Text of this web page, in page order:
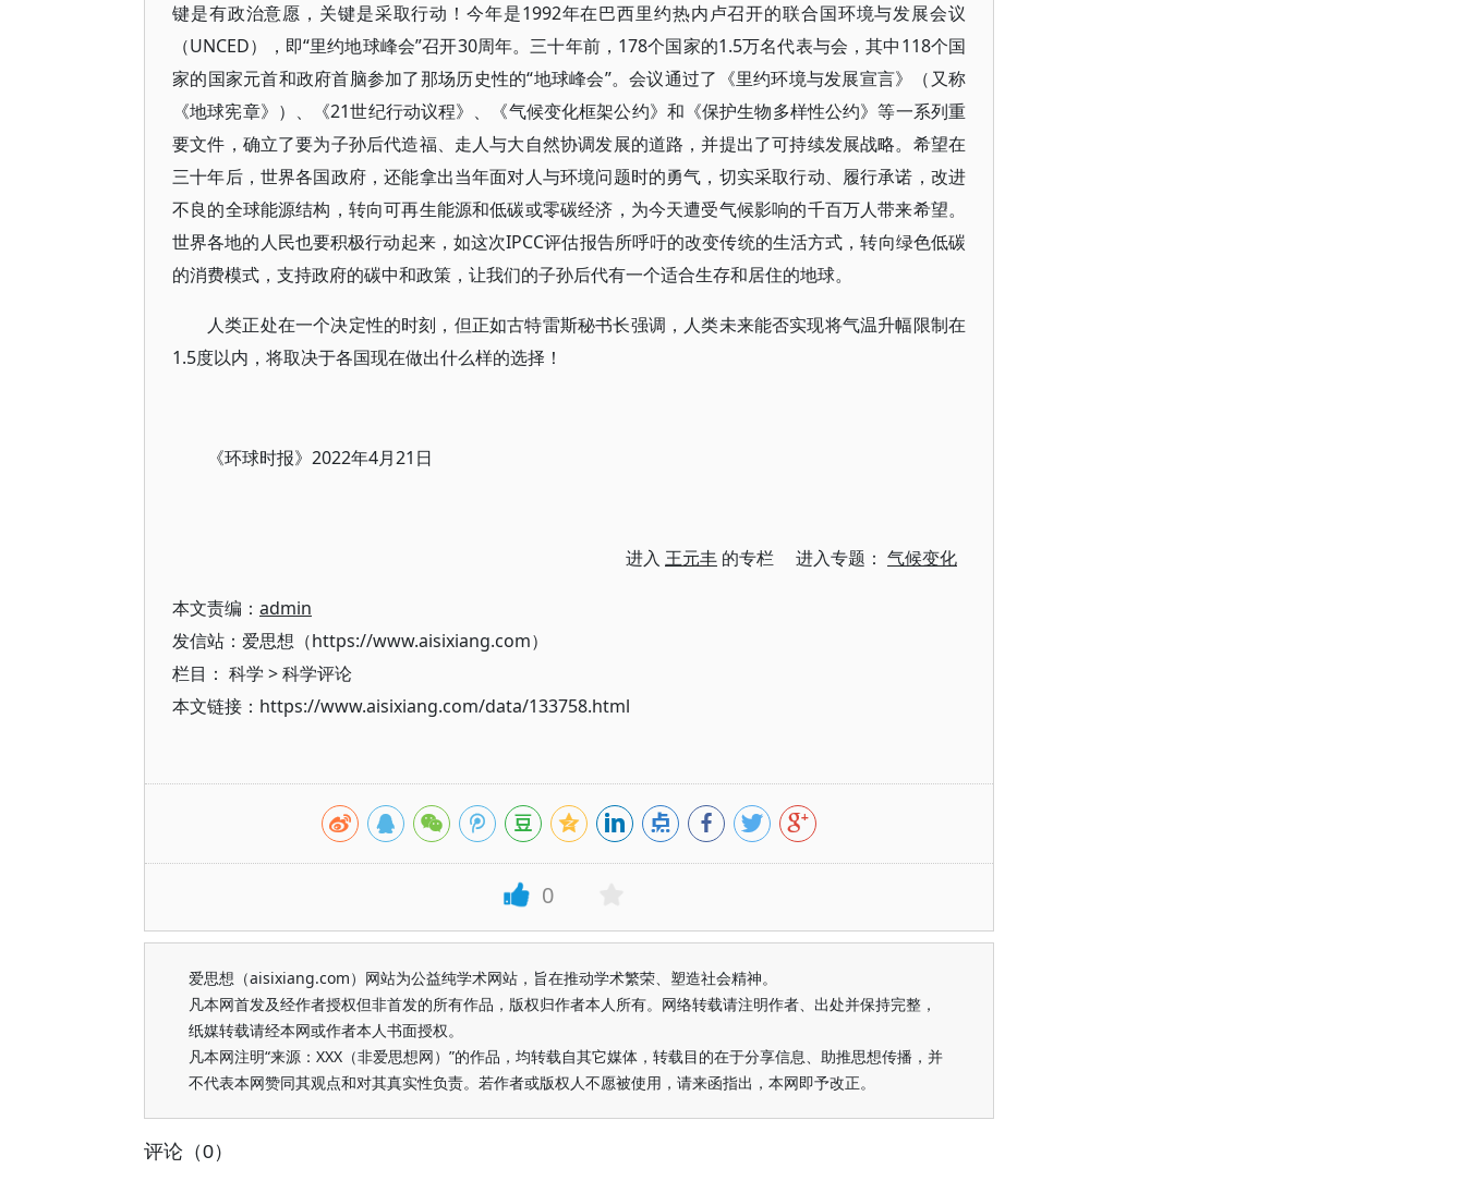
键是有政治意愿，关键是采取行动！今年是1992年在巴西里约热内卢召开的联合国环境与发展会议
（UNCED），即“里约地球峰会”召开30周年。三十年前，178个国家的1.5万名代表与会，其中118个国
家的国家元首和政府首脑参加了那场历史性的“地球峰会”。会议通过了《里约环境与发展宣言》（又称
《地球宪章》）、《21世纪行动议程》、《气候变化框架公约》和《保护生物多样性公约》等一系列重
要文件，确立了要为子孙后代造福、走人与大自然协调发展的道路，并提出了可持续发展战略。希望在
三十年后，世界各国政府，还能拿出当年面对人与环境问题时的勇气，切实采取行动、履行承诺，改进
不良的全球能源结构，转向可再生能源和低碳或零碳经济，为今天遭受气候影响的千百万人带来希望。
世界各地的人民也要积极行动起来，如这次IPCC评估报告所呼吁的改变传统的生活方式，转向绿色低碳
的消费模式，支持政府的碳中和政策，让我们的子孙后代有一个适合生存和居住的地球。
人类正处在一个决定性的时刻，但正如古特雷斯秘书长强调，人类未来能否实现将气温升幅限制在
1.5度以内，将取决于各国现在做出什么样的选择！
《环球时报》2022年4月21日
进入 王元丰 的专栏 进入专题： 气候变化
本文责编： admin
发信站：爱思想（https://www.aisixiang.com）
栏目： 科学 >科学评论
本文链接：https://www.aisixiang.com/data/133758.html
0
爱思想（aisixiang.com）网站为公益纯学术网站，旨在推动学术繁荣、塑造社会精神。
凡本网首发及经作者授权但非首发的所有作品，版权归作者本人所有。网络转载请注明作者、出处并保持完整，
纸媒转载请经本网或作者本人书面授权。
凡本网注明“来源：XXX（非爱思想网）”的作品，均转载自其它媒体，转载目的在于分享信息、助推思想传播，并
不代表本网赞同其观点和对其真实性负责。若作者或版权人不愿被使用，请来函指出，本网即予改正。
评论（0）